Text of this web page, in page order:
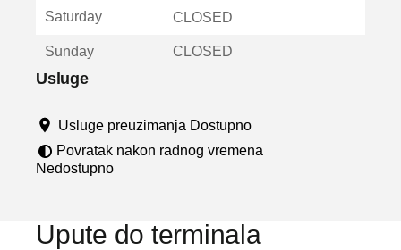
u
Saturday CLOSED
Sunday CLOSED
Usluge
Usluge preuzimanja Dostupno
Povratak nakon radnog vremena
Nedostupno
Upute do terminala